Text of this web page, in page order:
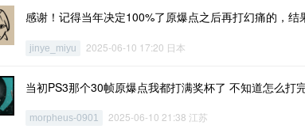
感谢！记得当年决定100%了原爆点之后再打幻痛的，
jinye_miyu 2025-06-10 17:20 日本
当初PS3那个30帧原爆点我都打满奖杯了 不知道怎么打
morpheus-0901 2025-06-10 21:38 江苏